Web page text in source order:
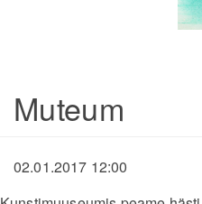
Muteum
02.01.2017 12:00